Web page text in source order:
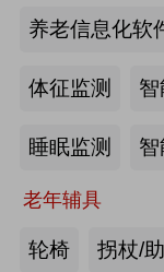
养老信息化软
体征监测
睡眠监测
老年辅具
轮椅 拐杖/
来源:中国新闻网